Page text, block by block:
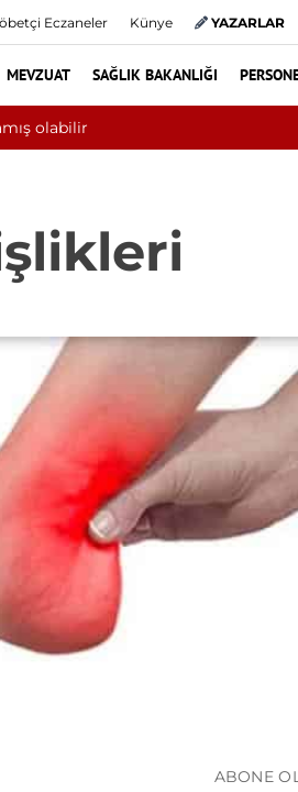
Eczaneler Künye YAZARLAR
MEVZUAT SAĞLIK BAKANLIĞI
aşkın hasta hiperbarik oksijen
ABONE